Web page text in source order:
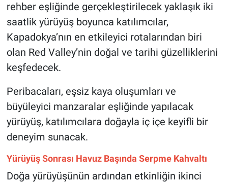
rehber eşliğinde gerçekleştirilecek yaklaşık iki
saatlik yürüyüş boyunca katılımcılar,
Kapadokya’nın en etkileyici rotalarından biri
olan Red Valley’nin doğal ve tarihi güzelliklerini
keşfedecek.
Peribacaları, eşsiz kaya oluşumları ve
büyüleyici manzaralar eşliğinde yapılacak
yürüyüş, katılımcılara doğayla iç içe keyifli bir
deneyim sunacak.
Yürüyüş Sonrası Havuz Başında Serpme Kahvaltı
Doğa yürüyüşünün ardından etkinliğin ikinci
Haberde İnsan